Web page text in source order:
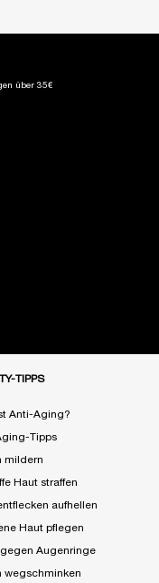
über 35€
TIPPS
Anti-Aging?
Tipps
mildern
Haut straffen
aufhellen
Haut pflegen
Augenringe
wegschminken